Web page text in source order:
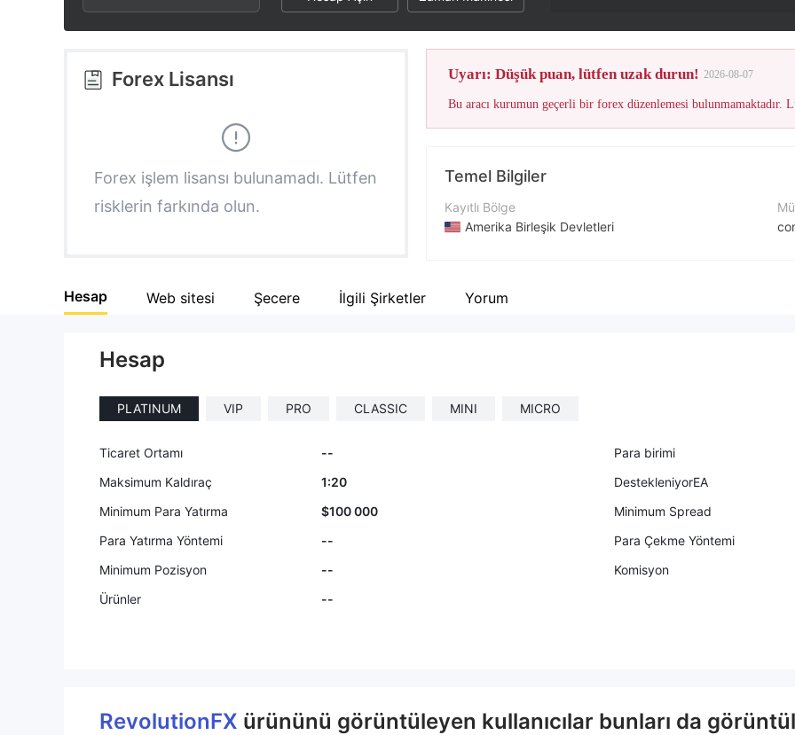
3
4
6
7
1
2
4
5
6
8
9
6
7
9
Forex Lisansı
Forex işlem lisansı bulunamadı. Lütfen
risklerin farkında olun.
Uyarı: Düşük puan, lütfen uzak durun! 2026-08-07
Bu aracı kurumun geçerli bir forex düzenlemesi bulunmamaktadır.
Temel Bilgiler
Kayıtlı Bölge
Amerika Birleşik Devletleri
Şirket Adı
Hesap Web sitesi Şecere İlgili Şirketler Yorum
Hesap
PLATINUM VIP PRO CLASSIC MINI MICRO
Ticaret Ortamı --
Para birimi
Maksimum Kaldıraç
1:20
DestekleniyorEA
Minimum Para Yatırma
$100 000
Minimum Spread
Para Yatırma Yöntemi
--
Para Çekme Yöntemi
Minimum Pozisyon
--
Komisyon
Ürünler
--
RevolutionFX ürününü görüntüleyen kullanıcılar bunları da